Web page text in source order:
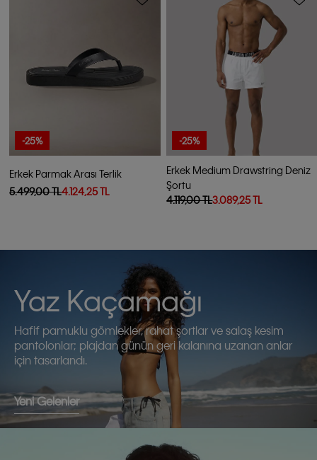
-25%
Erkek Parmak Arası Terlik
5.499,00 TL4.124,25 TL
-25%
Erkek Medium Drawstring Deniz
Şortu
4.119,00 TL3.089,25 TL
Yaz Kaçamağı
Hafif pamuklu gömlekler, rahat şortlar ve salaş kesim
pantolonlar; plajdan günün geri kalanına uzanan anlar
için tasarlandı.
Yeni Gelenler